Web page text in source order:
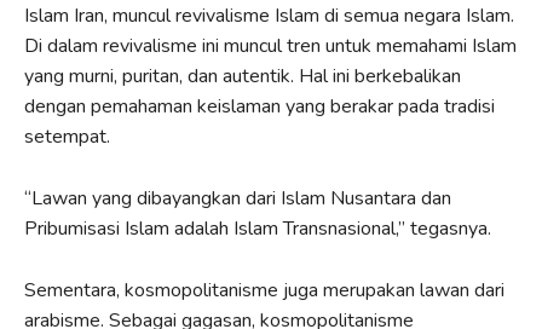
Islam Iran, muncul revivalisme Islam di semua negara Islam.
Di dalam revivalisme ini muncul tren untuk memahami Islam
yang murni, puritan, dan autentik. Hal ini berkebalikan
dengan pemahaman keislaman yang berakar pada tradisi
setempat.
“Lawan yang dibayangkan dari Islam Nusantara dan
Pribumisasi Islam adalah Islam Transnasional,” tegasnya.
Sementara, kosmopolitanisme juga merupakan lawan dari
arabisme. Sebagai gagasan, kosmopolitanisme